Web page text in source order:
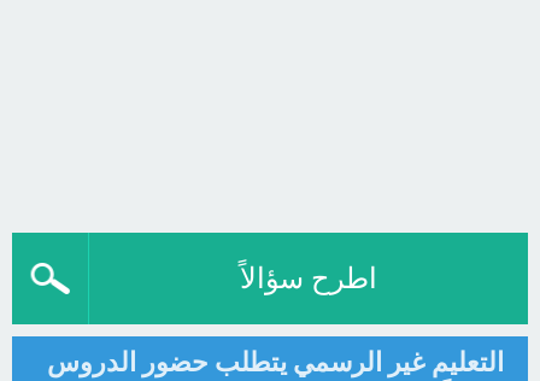
اطرح سؤالاً
التعليم غير الرسمي يتطلب حضور الدروس